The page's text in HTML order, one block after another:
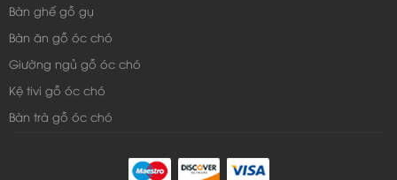
Bàn ghế gỗ gụ
Bàn ăn gỗ óc chó
Giường ngủ gỗ óc chó
Kệ tivi gỗ óc chó
Bàn trà gỗ óc chó